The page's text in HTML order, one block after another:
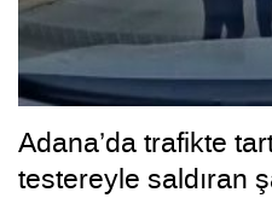
Adana’da trafikte
testereyle saldıran